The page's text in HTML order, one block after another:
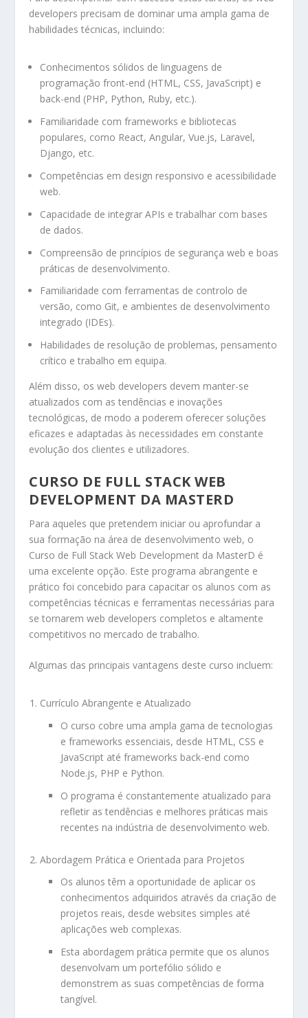
developers precisam de dominar uma ampla gama de
habilidades técnicas, incluindo:
Conhecimentos sólidos de linguagens de
programação front-end (HTML, CSS, JavaScript) e
back-end (PHP, Python, Ruby, etc.).
Familiaridade com frameworks e bibliotecas
populares, como React, Angular, Vue.js, Laravel,
Django, etc.
Competências em design responsivo e acessibilidade
web.
Capacidade de integrar APIs e trabalhar com bases
de dados.
Compreensão de princípios de segurança web e boas
práticas de desenvolvimento.
Familiaridade com ferramentas de controlo de
versão, como Git, e ambientes de desenvolvimento
integrado (IDEs).
Habilidades de resolução de problemas, pensamento
crítico e trabalho em equipa.
Além disso, os web developers devem manter-se
atualizados com as tendências e inovações
tecnológicas, de modo a poderem oferecer soluções
eficazes e adaptadas às necessidades em constante
evolução dos clientes e utilizadores.
CURSO DE FULL STACK WEB
DEVELOPMENT DA MASTERD
Para aqueles que pretendem iniciar ou aprofundar a
sua formação na área de desenvolvimento web, o
Curso de Full Stack Web Development da MasterD é
uma excelente opção. Este programa abrangente e
prático foi concebido para capacitar os alunos com as
competências técnicas e ferramentas necessárias para
se tornarem web developers completos e altamente
competitivos no mercado de trabalho.
Algumas das principais vantagens deste curso incluem:
Currículo Abrangente e Atualizado
O curso cobre uma ampla gama de tecnologias
e frameworks essenciais, desde HTML, CSS e
JavaScript até frameworks back-end como
Node.js, PHP e Python.
O programa é constantemente atualizado para
refletir as tendências e melhores práticas mais
recentes na indústria de desenvolvimento web.
Abordagem Prática e Orientada para Projetos
Os alunos têm a oportunidade de aplicar os
conhecimentos adquiridos através da criação de
projetos reais, desde websites simples até
aplicações web complexas.
Esta abordagem prática permite que os alunos
desenvolvam um portefólio sólido e
demonstrem as suas competências de forma
tangível.